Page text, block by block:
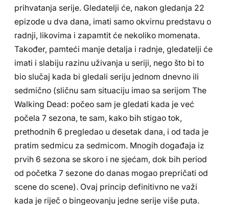
prihvatanja serije. Gledatelji će, nakon gledanja 22
epizode u dva dana, imati samo okvirnu predstavu o
radnji, likovima i zapamtit će nekoliko momenata.
Također, pamteći manje detalja i radnje, gledatelji će
imati i slabiju razinu uživanja u seriji, nego što bi to
bio slučaj kada bi gledali seriju jednom dnevno ili
sedmično (sličnu sam situaciju imao sa serijom The
Walking Dead: počeo sam je gledati kada je već
počela 7 sezona, te sam, kako bih stigao tok,
prethodnih 6 pregledao u desetak dana, i od tada je
pratim sedmicu za sedmicom. Mnogih događaja iz
prvih 6 sezona se skoro i ne sjećam, dok bih period
od početka 7 sezone do danas mogao prepričati od
scene do scene). Ovaj princip definitivno ne važi
kada je riječ o bingeovanju jedne serije više puta.